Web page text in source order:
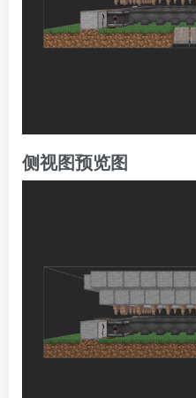
侧视图预览图